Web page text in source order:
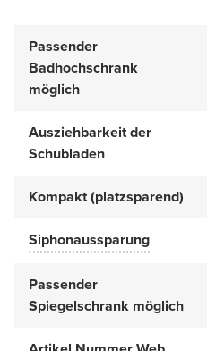
Passender
Badhochschrank
möglich
Ausziehbarkeit der
Schubladen
Kompakt (platzsparend)
Siphonaussparung
Passender
Spiegelschrank möglich